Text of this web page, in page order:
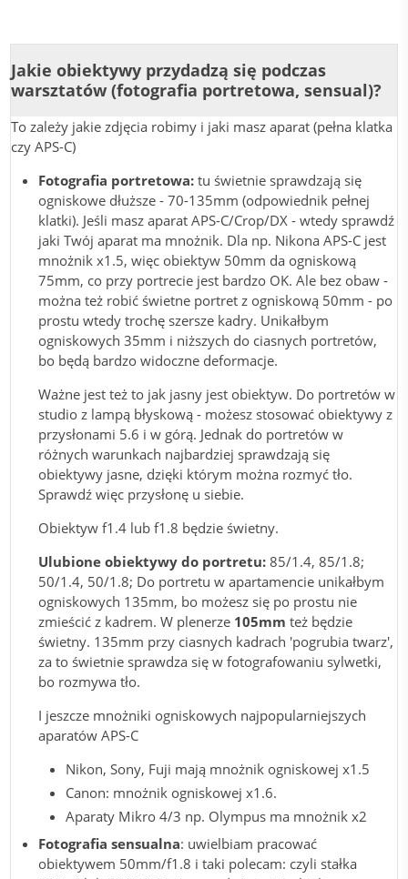
Jakie obiektywy przydadzą się podczas
warsztatów (fotografia portretowa, sensual)?
To zależy jakie zdjęcia robimy i jaki masz aparat (pełna klatka
czy APS-C)
Fotografia portretowa:tu świetnie sprawdzają się
ogniskowe dłuższe - 70-135mm (odpowiednik pełnej
klatki). Jeśli masz aparat APS-C/Crop/DX - wtedy sprawdź
jaki Twój aparat ma mnożnik. Dla np. Nikona APS-C jest
mnożnik x1.5, więc obiektyw 50mm da ogniskową
75mm, co przy portrecie jest bardzo OK. Ale bez obaw -
można też robić świetne portret z ogniskową 50mm - po
prostu wtedy trochę szersze kadry. Unikałbym
ogniskowych 35mm i niższych do ciasnych portretów,
bo będą bardzo widoczne deformacje.
Ważne jest też to jak jasny jest obiektyw. Do portretów w
studio z lampą błyskową - możesz stosować obiektywy z
przysłonami 5.6 i w górą. Jednak do portretów w
różnych warunkach najbardziej sprawdzają się
obiektywy jasne, dzięki którym można rozmyć tło.
Sprawdź więc przysłonę u siebie.
Obiektyw f1.4 lub f1.8 będzie świetny.
Ulubione obiektywy do portretu:85/1.4, 85/1.8;
50/1.4, 50/1.8; Do portretu w apartamencie unikałbym
ogniskowych 135mm, bo możesz się po prostu nie
zmieścić z kadrem. W plenerze 105mm też będzie
świetny. 135mm przy ciasnych kadrach 'pogrubia twarz',
za to świetnie sprawdza się w fotografowaniu sylwetki,
bo rozmywa tło.
I jeszcze mnożniki ogniskowych najpopularniejszych
aparatów APS-C
Nikon, Sony, Fuji mają mnożnik ogniskowej x1.5
Canon: mnożnik ogniskowej x1.6.
Aparaty Mikro 4/3 np. Olympus ma mnożnik x2
Fotografia sensualna: uwielbiam pracować
obiektywem 50mm/f1.8 i taki polecam: czyli stałka